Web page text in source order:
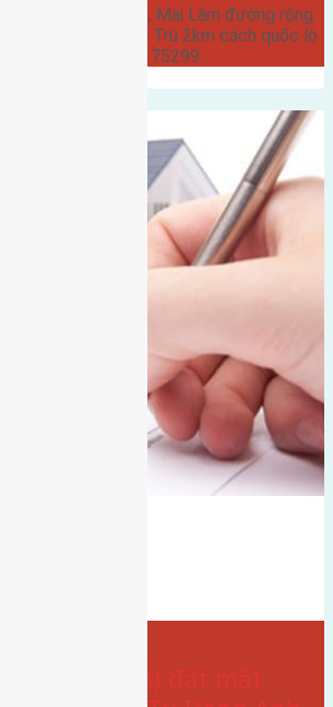
(5x12) đất Lộc Hà, Mai Lâm đường rộng
cách cầu Đông Trù 2km cách quốc lộ
triệu liên hệ 0916175299 .
161m2 (7×23) đất mặt